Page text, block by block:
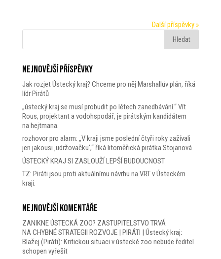
Další příspěvky »
Nejnovější příspěvky
Jak rozjet Ústecký kraj? Chceme pro něj Marshallův plán, říká
lídr Pirátů
„ústecký kraj se musí probudit po létech zanedbávání.“ Vít
Rous, projektant a vodohspodář, je pirátským kandidátem
na hejtmana.
rozhovor pro alarm: „V kraji jsme poslední čtyři roky zažívali
jen jakousi ‚udržovačku‘,“ říká litoměřická pirátka Stojanová
ÚSTECKÝ KRAJ SI ZASLOUŽÍ LEPŠÍ BUDOUCNOST
TZ: Piráti jsou proti aktuálnímu návrhu na VRT v Ústeckém
kraji.
Nejnovější komentáře
ZANIKNE ÚSTECKÁ ZOO? ZASTUPITELSTVO TRVÁ
NA CHYBNÉ STRATEGII ROZVOJE | PIRÁTI | Ústecký kraj:
Blažej (Piráti): Kritickou situaci v ústecké zoo nebude ředitel
schopen vyřešit